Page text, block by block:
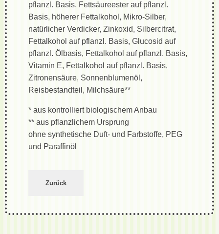
pflanzl. Basis, Fettsäureester auf pflanzl.
Basis, höherer Fettalkohol, Mikro-Silber,
natürlicher Verdicker, Zinkoxid, Silbercitrat,
Fettalkohol auf pflanzl. Basis, Glucosid auf
pflanzl. Ölbasis, Fettalkohol auf pflanzl. Basis,
Vitamin E, Fettalkohol auf pflanzl. Basis,
Zitronensäure, Sonnenblumenöl,
Reisbestandteil, Milchsäure**
* aus kontrolliert biologischem Anbau
** aus pflanzlichem Ursprung
ohne synthetische Duft- und Farbstoffe, PEG
und Paraffinöl